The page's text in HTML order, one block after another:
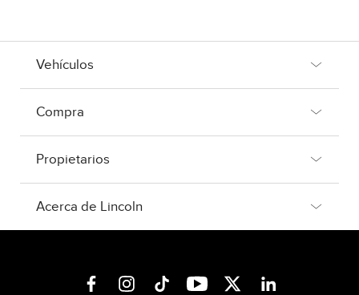
Vehículos
Compra
Propietarios
Acerca de Lincoln